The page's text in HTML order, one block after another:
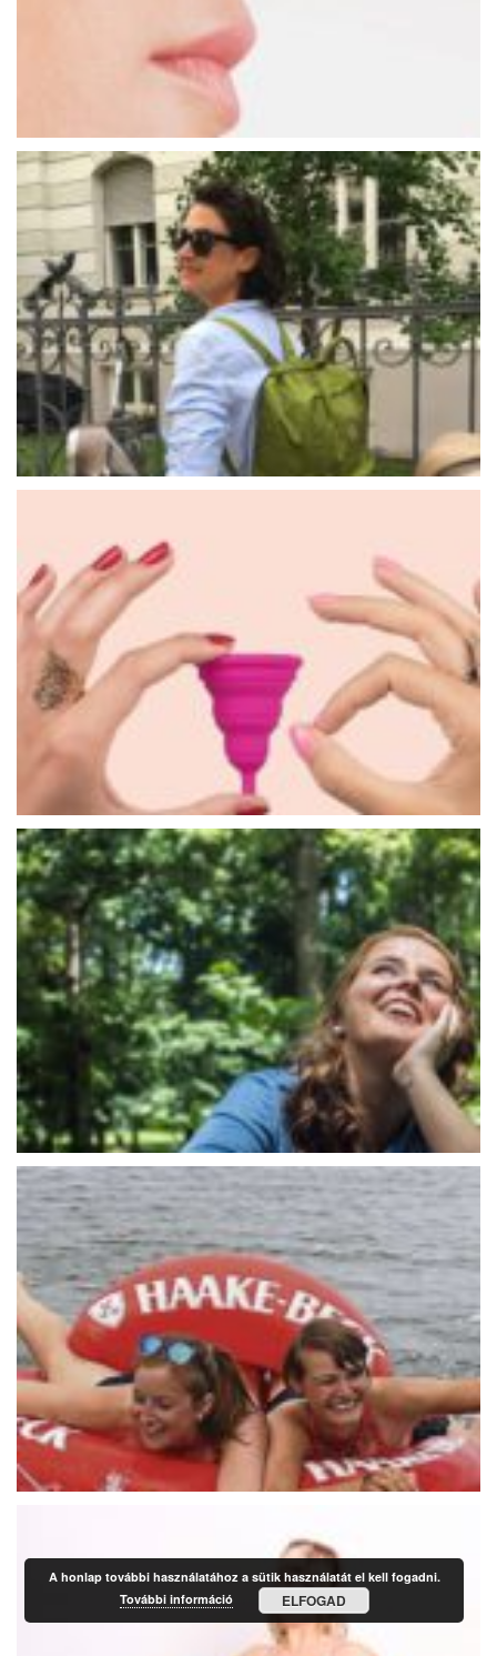
A honlap további használatához a sütik használatát el kell fogadni.
További információ
ELFOGAD